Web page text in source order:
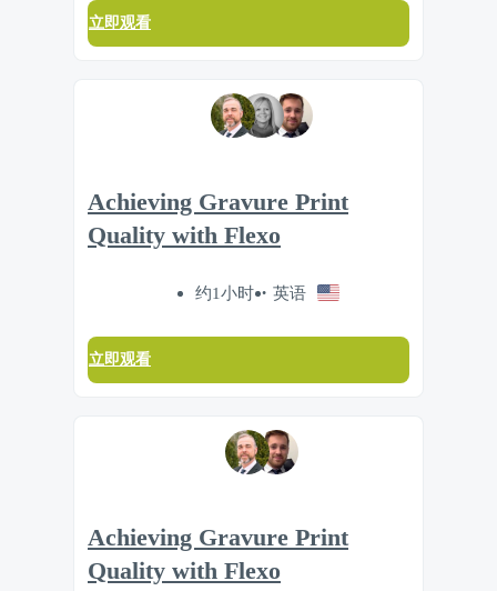
立即观看
Achieving Gravure Print
Quality with Flexo
约1小时 英语
立即观看
Achieving Gravure Print
Quality with Flexo